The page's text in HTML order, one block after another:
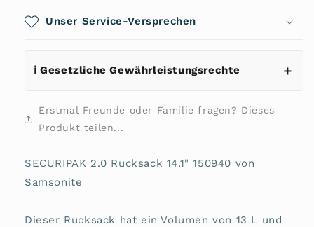
von
von
Unser Service-Versprechen
ℹ️ Gesetzliche Gewährleistungsrechte
Erstmal Freunde oder Familie fragen? Dieses
Produkt teilen...
SECURIPAK 2.0 Rucksack 14.1" 150940 von
Samsonite
Dieser Rucksack hat ein Volumen von 13 L und